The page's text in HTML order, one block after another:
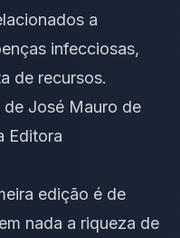
a
infecciosas,
de recursos.
de José Mauro de
Editora
edição é de
nada a riqueza de